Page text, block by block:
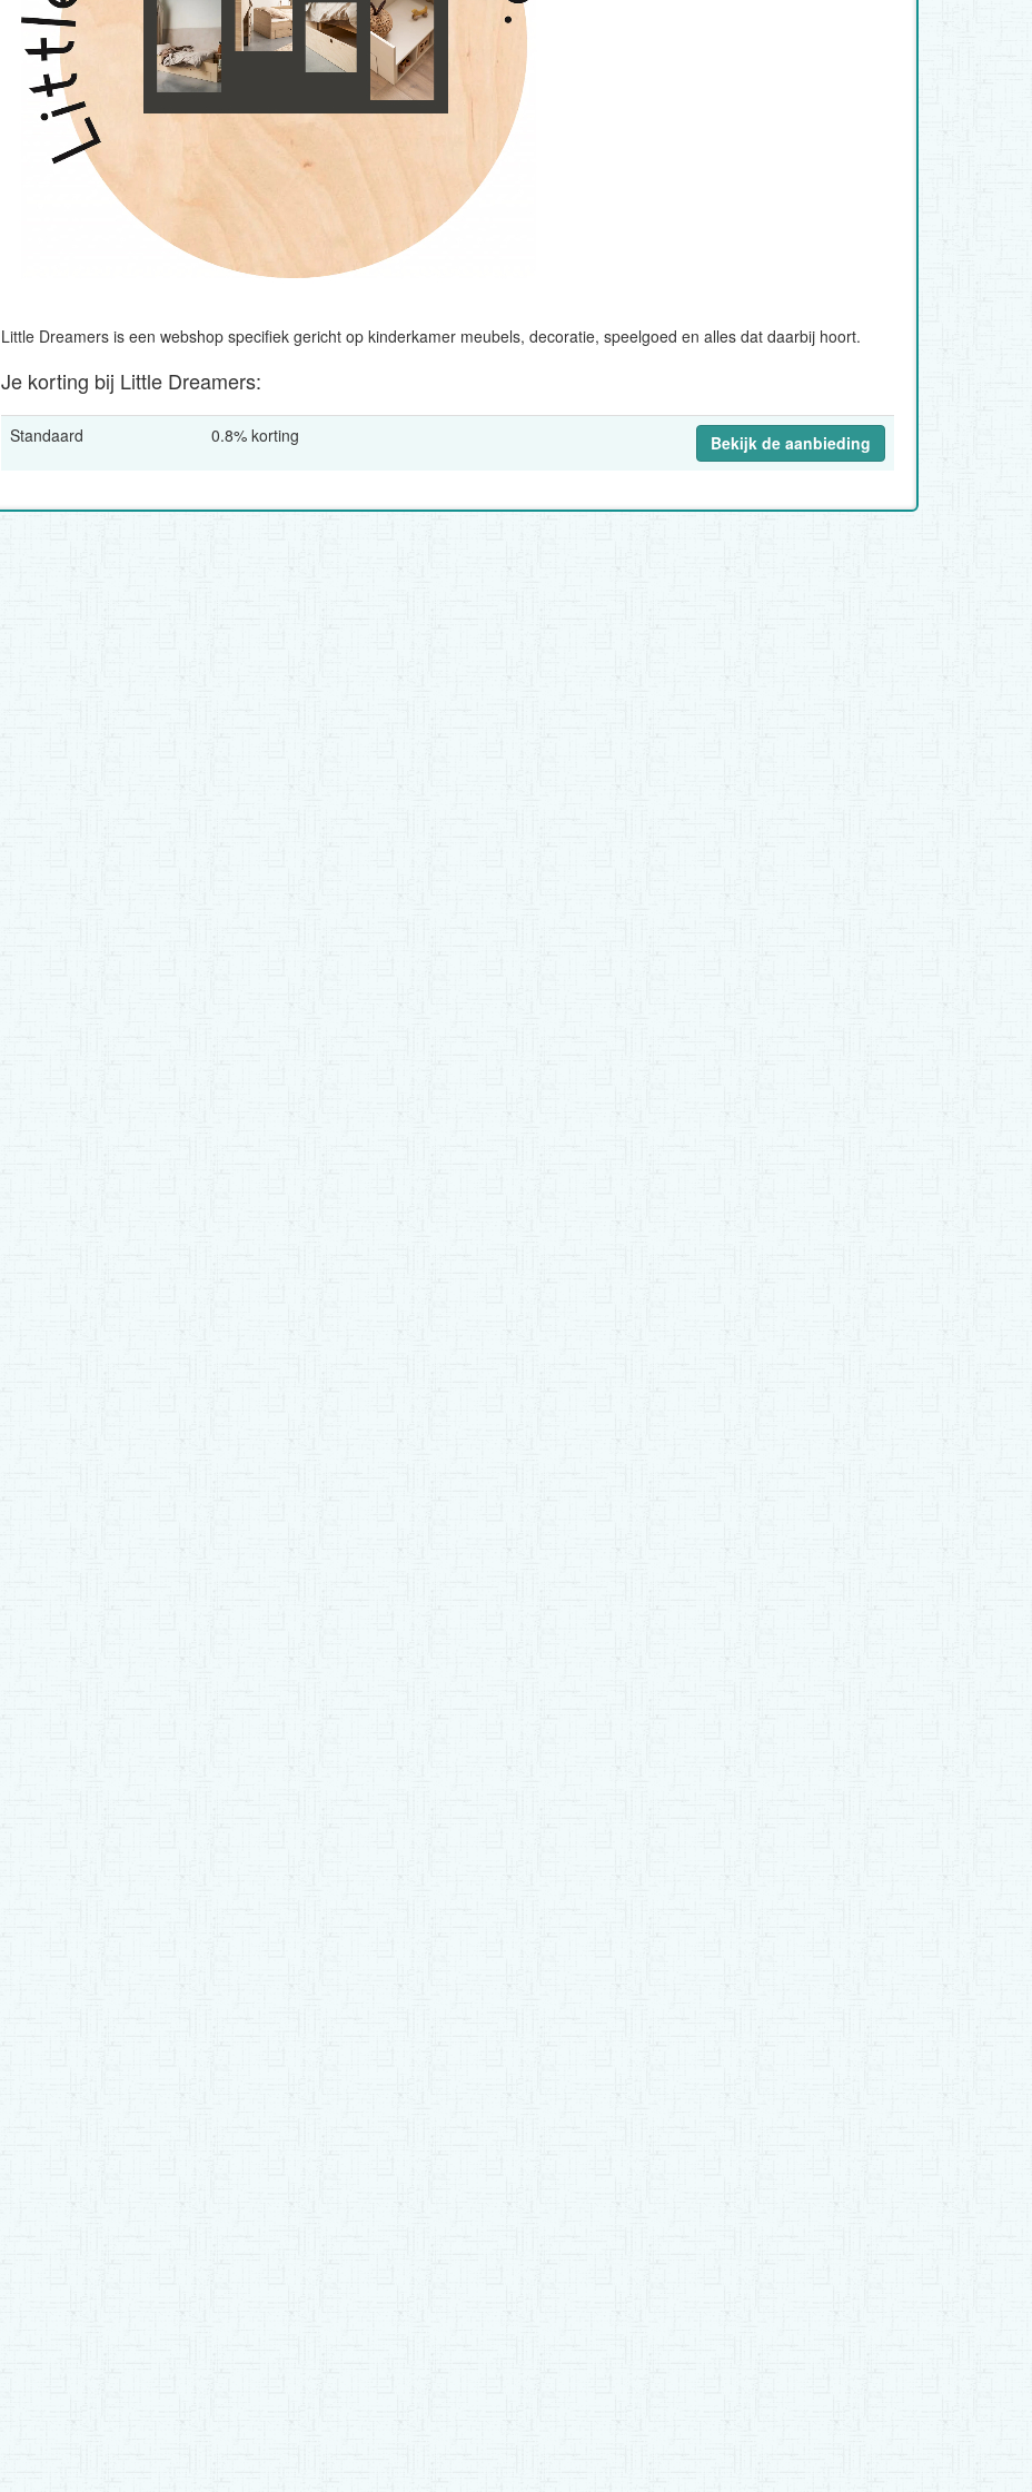
Little Dreamers is een webshop specifiek gericht op kinderkamer meubels, decoratie, speelgoed en alles dat daarbij hoort.
Je korting bij Little Dreamers:
Standaard 0.8% korting Bekijk de aanbieding